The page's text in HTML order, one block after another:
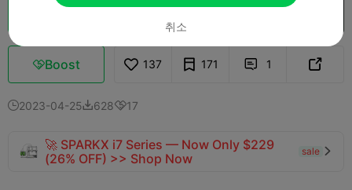
클라우드 슬라이스 Creality Cloud 에서 열기
Boost 137 171  1 
2023-04-2562817
🚀 SPARKX i7 Series — Now Only $229
(26% OFF) >> Shop Now
sale 
취소